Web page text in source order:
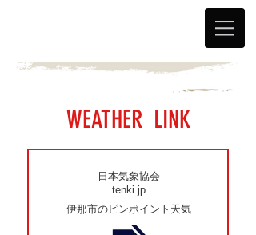
WEATHER LINK
日本気象協会
tenki.jp
伊那市のピンポイント天気